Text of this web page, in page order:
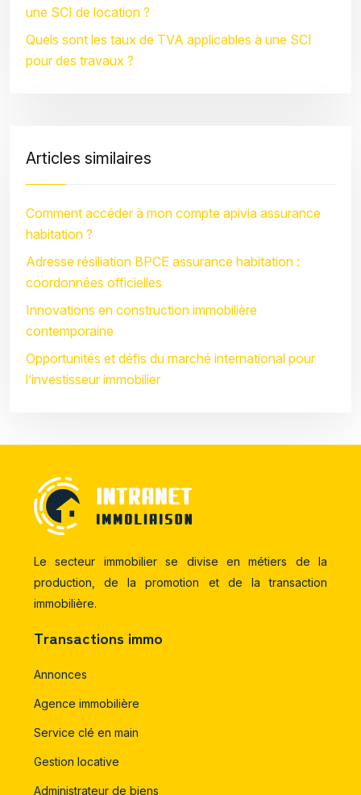
une SCI de location ?
Quels sont les taux de TVA applicables à une SCI
pour des travaux ?
Articles similaires
Comment accéder à mon compte apivia assurance
habitation ?
Adresse résiliation BPCE assurance habitation :
coordonnées officielles
Innovations en construction immobilière
contemporaine
Opportunités et défis du marché international pour
l’investisseur immobilier
Le secteur immobilier se divise en métiers de la
production, de la promotion et de la transaction
immobilière.
Transactions immo
Annonces
Agence immobilière
Service clé en main
Gestion locative
Administrateur de biens